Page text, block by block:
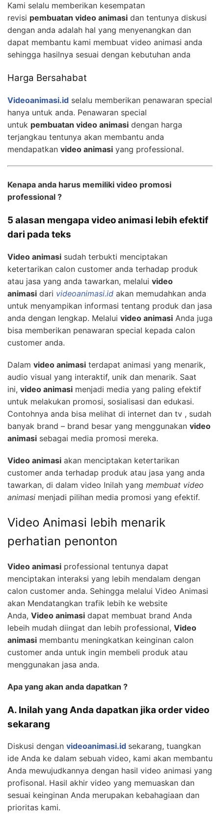
Kami selalu memberikan kesempatan
revisi pembuatan video animasi dan tentunya diskusi
dengan anda adalah hal yang menyenangkan dan
dapat membantu kami membuat video animasi anda
sehingga hasilnya sesuai dengan kebutuhan anda
Harga Bersahabat
Videoanimasi.id selalu memberikan penawaran special
hanya untuk anda. Penawaran special
untuk pembuatan video animasi dengan harga
terjangkau tentunya akan membantu anda
mendapatkan video animasi yang professional.
Kenapa anda harus memiliki video promosi
professional ?
5 alasan mengapa video animasi lebih efektif
dari pada teks
Video animasi sudah terbukti menciptakan
ketertarikan calon customer anda terhadap produk
atau jasa yang anda tawarkan, melalui video
animasi dari videoanimasi.id akan memudahkan anda
untuk menyampikan informasi tentang produk dan jasa
anda dengan lengkap. Melalui video animasi Anda juga
bisa memberikan penawaran special kepada calon
customer anda.
Dalam video animasi terdapat animasi yang menarik,
audio visual yang interaktif, unik dan menarik. Saat
ini, video animasi menjadi media yang paling efektif
untuk melakukan promosi, sosialisasi dan edukasi.
Contohnya anda bisa melihat di internet dan tv , sudah
banyak brand – brand besar yang menggunakan video
animasi sebagai media promosi mereka.
Video animasi akan menciptakan ketertarikan
customer anda terhadap produk atau jasa yang anda
tawarkan, di dalam video Inilah yang membuat video
animasi menjadi pilihan media promosi yang efektif.
Video Animasi lebih menarik
perhatian penonton
Video animasi professional tentunya dapat
menciptakan interaksi yang lebih mendalam dengan
calon customer anda. Sehingga melalui Video Animasi
akan Mendatangkan trafik lebih ke website
Anda, Video animasi dapat membuat brand Anda
lebeih mudah diingat dan lebih professional, Video
animasi membantu meningkatkan keinginan calon
customer anda untuk ingin membeli produk atau
menggunakan jasa anda.
Apa yang akan anda dapatkan ?
A. Inilah yang Anda dapatkan jika order video
sekarang
Diskusi dengan videoanimasi.id sekarang, tuangkan
ide Anda ke dalam sebuah video, kami akan membantu
Anda mewujudkannya dengan hasil video animasi yang
profisonal. Hasil akhir video yang memuaskan dan
sesuai keinginan Anda merupakan kebahagiaan dan
prioritas kami.